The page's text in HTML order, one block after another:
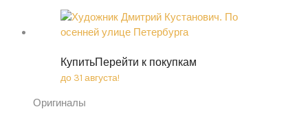
was:
300,000.00 ₽.
is:
250,000.00 ₽.
КупитьПерейти к покупкам
до 31 августа!
Оригиналы